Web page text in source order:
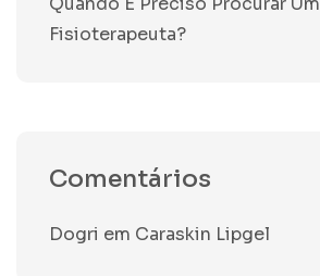
Fisioterapeuta?
Comentários
Dogri em Caraskin Lipgel